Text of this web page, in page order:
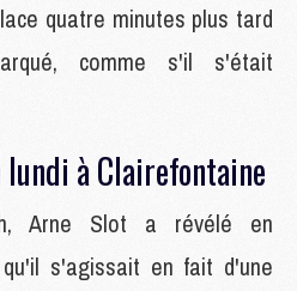
quatre minutes plus tard
comme s'il s'était
à Clairefontaine
Arne Slot a révélé en
s'agissait en fait d'une